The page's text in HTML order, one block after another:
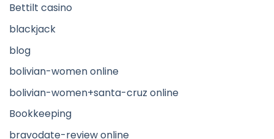
Bettilt casino
blackjack
blog
bolivian-women online
bolivian-women+santa-cruz online
Bookkeeping
bravodate-review online